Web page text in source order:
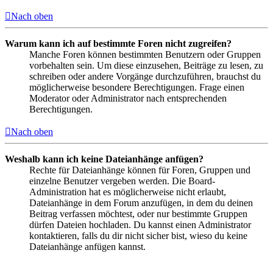
Nach oben
Warum kann ich auf bestimmte Foren nicht zugreifen?
Manche Foren können bestimmten Benutzern oder Gruppen
vorbehalten sein. Um diese einzusehen, Beiträge zu lesen, zu
schreiben oder andere Vorgänge durchzuführen, brauchst du
möglicherweise besondere Berechtigungen. Frage einen
Moderator oder Administrator nach entsprechenden
Berechtigungen.
Nach oben
Weshalb kann ich keine Dateianhänge anfügen?
Rechte für Dateianhänge können für Foren, Gruppen und
einzelne Benutzer vergeben werden. Die Board-
Administration hat es möglicherweise nicht erlaubt,
Dateianhänge in dem Forum anzufügen, in dem du deinen
Beitrag verfassen möchtest, oder nur bestimmte Gruppen
dürfen Dateien hochladen. Du kannst einen Administrator
kontaktieren, falls du dir nicht sicher bist, wieso du keine
Dateianhänge anfügen kannst.